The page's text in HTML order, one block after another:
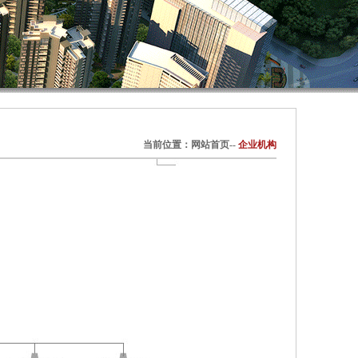
当前位置：网站首页-- 企业机构